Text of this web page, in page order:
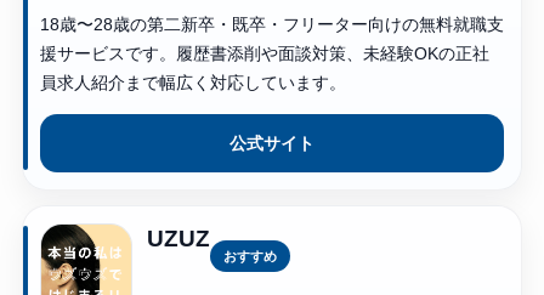
18歳〜28歳の第二新卒・既卒・フリーター向けの無料就職支
援サービスです。履歴書添削や面談対策、未経験OKの正社
員求人紹介まで幅広く対応しています。
公式サイト
UZUZ
おすすめ